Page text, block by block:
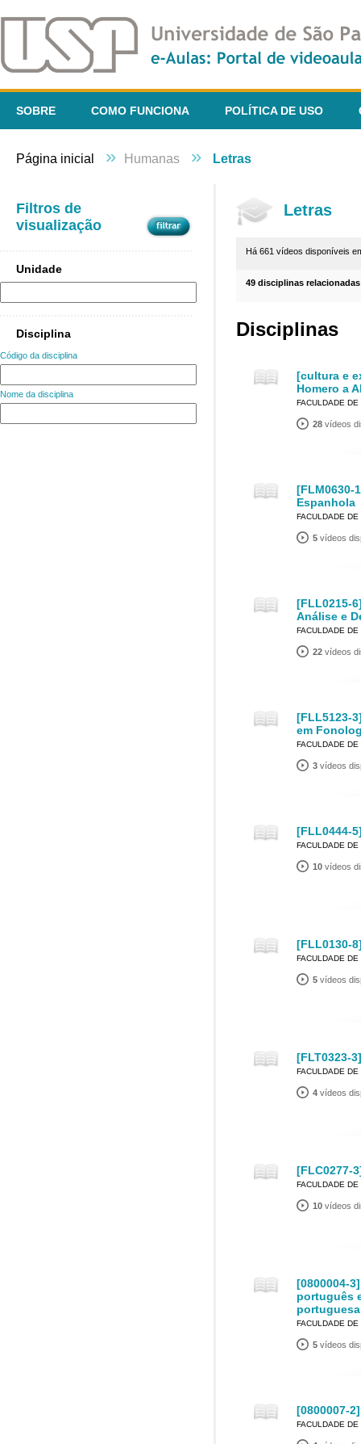
SOBRE COMO FUNCIONA POLÍTICA DE USO
Página inicial » Humanas » Letras
Filtros de
visualização
Unidade
Disciplina
Código da disciplina
Nome da disciplina
Letras
Há 661 vídeos disponíveis
49 disciplinas
Disciplinas
[cultura e
Homero a
FACULDADE
28 vídeos
[FLM0630-
Espanhola
FACULDADE
5 vídeos
[FLL0215-
Análise e
FACULDADE
22 vídeos
[FLL5123-
em
FACULDADE
3 vídeos
[FLL0444-
FACULDADE
10 vídeos
[FLL0130-
FACULDADE
5 vídeos
[FLT0323-
FACULDADE
4 vídeos
[FLC0277-
FACULDADE
10 vídeos
[0800004-
português
portuguesa
FACULDADE
5 vídeos
[0800007-
FACULDADE